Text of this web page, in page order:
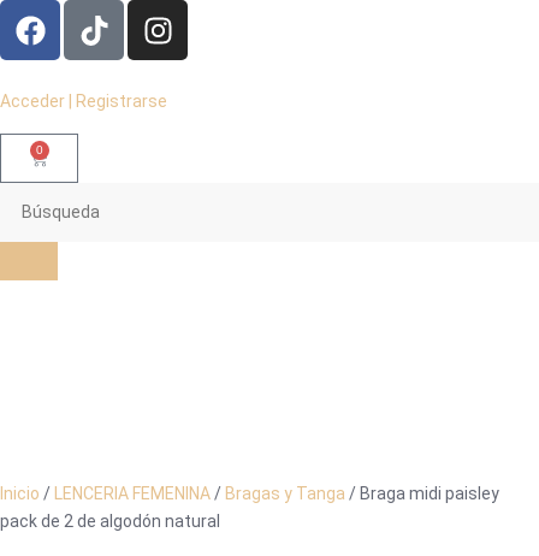
Acceder | Registrarse
0
Inicio / LENCERIA FEMENINA/ Bragas y Tanga / Braga midi paisley
pack de 2 de algodón natural